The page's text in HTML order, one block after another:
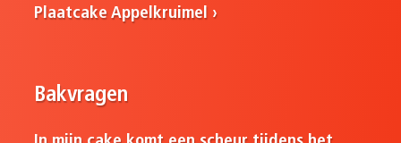
Plaatcake Appelkruimel
Bakvragen